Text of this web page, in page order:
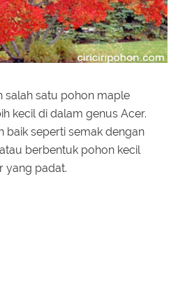
satu pohon maple
kecil di dalam genus Acer.
baik seperti semak dengan
berbentuk pohon kecil
yang padat.